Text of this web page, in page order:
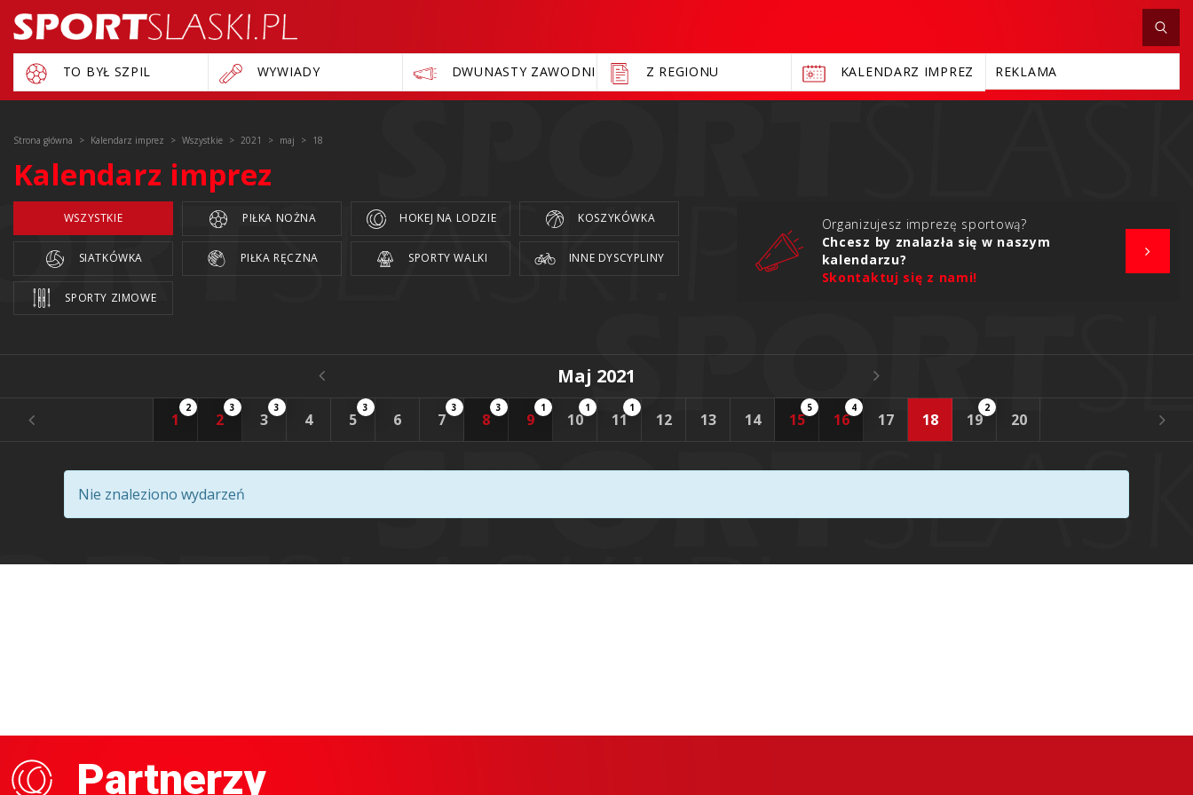
TO BYŁ SZPIL WYWIADY DWUNASTY ZAWODNIK Z REGIONU KALENDARZ IMPREZ REKLAMA
Strona główna Kalendarz imprez Wszystkie 2021 maj 18
Kalendarz imprez
WSZYSTKIE PIŁKA NOŻNA HOKEJ NA LODZIE KOSZYKÓWKA
SIATKÓWKA PIŁKA RĘCZNA SPORTY WALKI INNE DYSCYPLINY
SPORTY ZIMOWE
Organizujesz imprezę sportową?
Chcesz by znalazła się w naszym
kalendarzu?
Skontaktuj się z nami!
Maj 2021
2
1
3
2
3
3 4
3
5 6
3
7
3
8
1
9
1
10
1
11 12 13 14
5
15
4
16 17 18
2
19 20 23
Nie znaleziono wydarzeń
Partnerzy